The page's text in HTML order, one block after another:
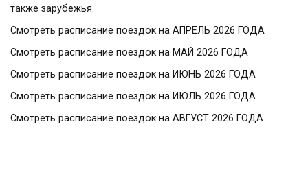
также зарубежья.
Смотреть расписание поездок на АПРЕЛЬ 2026 ГОДА
Смотреть расписание поездок на МАЙ 2026 ГОДА
Смотреть расписание поездок на ИЮНЬ 2026 ГОДА
Смотреть расписание поездок на ИЮЛЬ 2026 ГОДА
Смотреть расписание поездок на АВГУСТ 2026 ГОДА